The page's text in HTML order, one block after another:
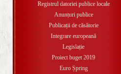
Registrul datoriei publice locale
Anunțuri publice
Publicații de căsătorie
Integrare europeană
Legislație
Proiect buget 2019
Euro Șpring